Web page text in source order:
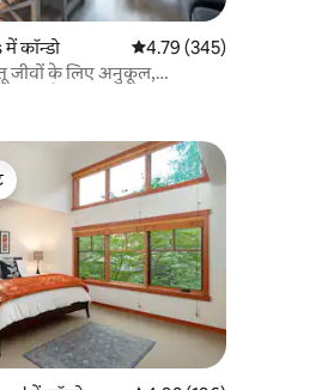
कॉन्डो औसत रेटिंग 5 में से 4.79,
4.79 (345)
जीवों के लिए अनुकूल,